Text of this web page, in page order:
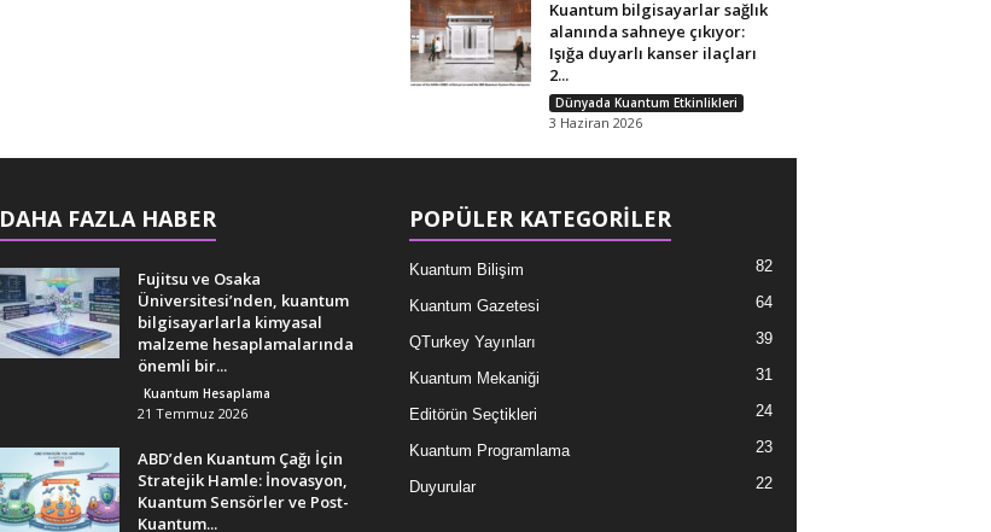
Kuantum bilgisayarlar sağlık
alanında sahneye çıkıyor:
Işığa duyarlı kanser ilaçları
2...
Dünyada Kuantum Etkinlikleri
3 Haziran 2026
DAHA FAZLA HABER
Fujitsu ve Osaka
Üniversitesi’nden, kuantum
bilgisayarlarla kimyasal
malzeme hesaplamalarında
önemli bir...
Kuantum Hesaplama
21 Temmuz 2026
ABD’den Kuantum Çağı İçin
Stratejik Hamle: İnovasyon,
Kuantum Sensörler ve Post-
Kuantum...
POPÜLER KATEGORİLER
Kuantum Bilişim 82
Kuantum Gazetesi 64
QTurkey Yayınları 39
Kuantum Mekaniği 31
Editörün Seçtikleri 24
Kuantum Programlama 23
Duyurular 22